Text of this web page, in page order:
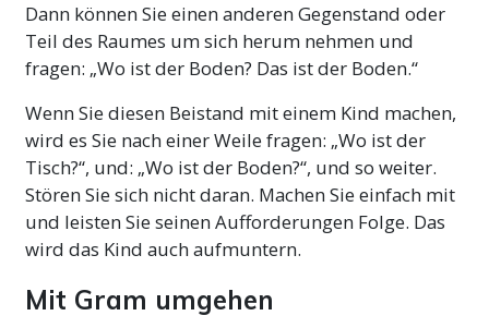
Dann können Sie einen anderen Gegenstand oder
Teil des Raumes um sich herum nehmen und
fragen: „Wo ist der Boden? Das ist der Boden.“
Wenn Sie diesen Beistand mit einem Kind machen,
wird es Sie nach einer Weile fragen: „Wo ist der
Tisch?“, und: „Wo ist der Boden?“, und so weiter.
Stören Sie sich nicht daran. Machen Sie einfach mit
und leisten Sie seinen Aufforderungen Folge. Das
wird das Kind auch aufmuntern.
Mit Gram umgehen